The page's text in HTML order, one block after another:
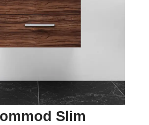
Slim